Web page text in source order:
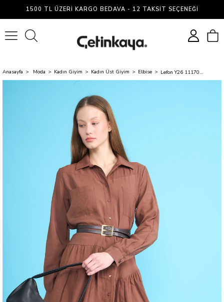
1500 TL ÜZERI KARGO BEDAVA - 12 TAKSIT SEÇENEĞI
Anasayfa Moda Kadın Giyim Kadın Üst Giyim Elbise Lefon Y26 111703-K Kahve Kadın Kemerli Fırfırlı Asimetrik Elbise